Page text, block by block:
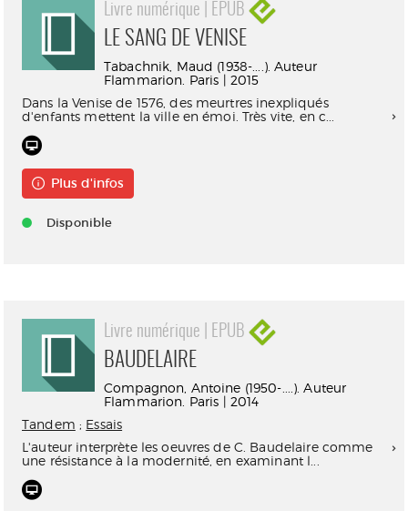
Livre numérique | EPUB
LE SANG DE VENISE
Tabachnik, Maud (1938-....). Auteur
Flammarion. Paris | 2015
Dans la Venise de 1576, des meurtres inexpliqués
d'enfants mettent la ville en émoi. Très vite, en c...
Plus d'infos
Disponible
Livre numérique | EPUB
BAUDELAIRE
Compagnon, Antoine (1950-....). Auteur
Flammarion. Paris | 2014
Tandem ; Essais
L'auteur interprète les oeuvres de C. Baudelaire comme
une résistance à la modernité, en examinant l...